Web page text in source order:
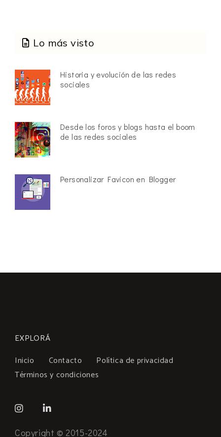
Lo más visto
Historia y evolución de las redes
sociales
Desde los foros y blogs hasta el boom
de las redes sociales
Personalizar Favicon en Blogger
EXPLORÁ
Inicio Contacto
Política de privacidad
Términos y condiciones
Copyright © 2015-2024